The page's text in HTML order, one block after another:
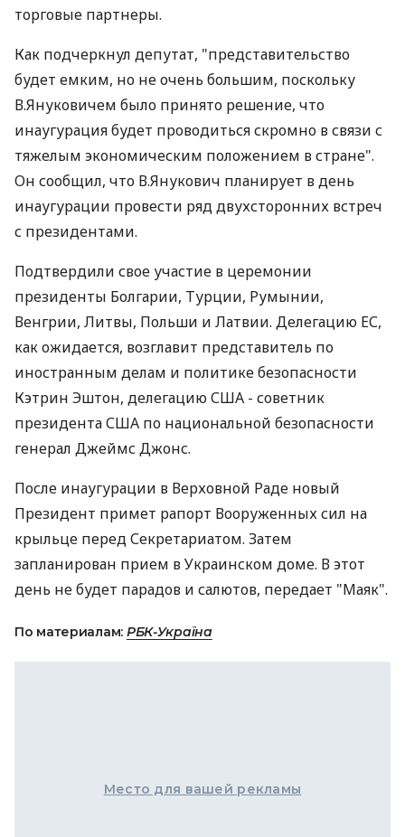
торговые партнеры.
Как подчеркнул депутат, "представительство
будет емким, но не очень большим, поскольку
В.Януковичем было принято решение, что
инаугурация будет проводиться скромно в связи с
тяжелым экономическим положением в стране".
Он сообщил, что В.Янукович планирует в день
инаугурации провести ряд двухсторонних встреч
с президентами.
Подтвердили свое участие в церемонии
президенты Болгарии, Турции, Румынии,
Венгрии, Литвы, Польши и Латвии. Делегацию ЕС,
как ожидается, возглавит представитель по
иностранным делам и политике безопасности
Кэтрин Эштон, делегацию США - советник
президента США по национальной безопасности
генерал Джеймс Джонс.
После инаугурации в Верховной Раде новый
Президент примет рапорт Вооруженных сил на
крыльце перед Секретариатом. Затем
запланирован прием в Украинском доме. В этот
день не будет парадов и салютов, передает "Маяк".
По материалам: РБК-Україна
Место для вашей рекламы